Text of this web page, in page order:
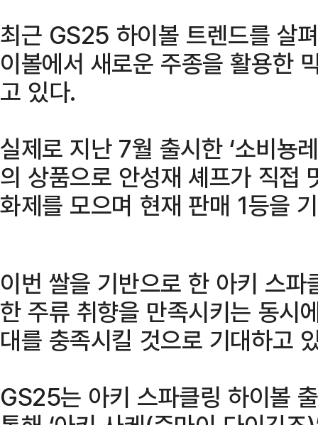
최근 GS25 하이볼 트렌드를 살
이볼에서 새로운 주종을 활용한
고 있다.
실제로 지난 7월 출시한 ‘소비뇽
의 상품으로 안성재 셰프가 직접
화제를 모으며 현재 판매 1등을
이번 쌀을 기반으로 한 아키 스
한 주류 취향을 만족시키는 동시
대를 충족시킬 것으로 기대하고
GS25는 아키 스파클링 하이볼